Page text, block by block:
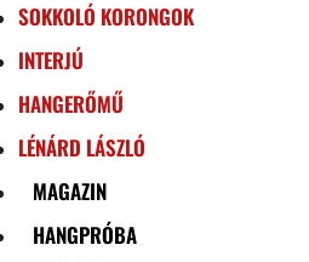
SOKKOLÓ KORONGOK
INTERJÚ
HANGERŐMŰ
LÉNÁRD LÁSZLÓ
MAGAZIN
HANGPRÓBA